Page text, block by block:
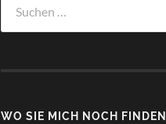
nach:
WO SIE MICH NOCH FINDEN